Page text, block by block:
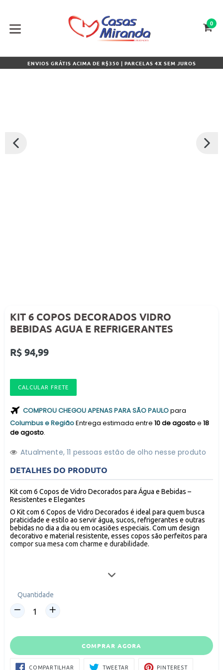
conteúdo
0
ENVIOS GRÁTIS ACIMA DE R$350 | PARCELAS 4X SEM JUROS
KIT 6 COPOS DECORADOS VIDRO
BEBIDAS AGUA E REFRIGERANTES
Preço
R$ 94,99
CALCULAR FRETE
COMPROU CHEGOU APENAS PARA SÃO PAULOpara
Columbus e RegiãoEntrega estimada entre 10 de agostoe 18
de agosto.
Atualmente,11 pessoas estão de olho nesse produto
DETALHES DO PRODUTO
Kit com 6 Copos de Vidro Decorados para Água e Bebidas –
Resistentes e Elegantes
O Kit com 6 Copos de Vidro Decorados é ideal para quem busca
praticidade e estilo ao servir água, sucos, refrigerantes e outras
bebidas no dia a dia ou em ocasiões especiais. Com um design
decorativo e material resistente, esses copos são perfeitos para
compor sua mesa com charme e durabilidade.
Material: Vidro de alta resistência, que oferece durabilidade para
o uso diário.
especiais.
Versatilidade: Perfeito para diversas bebidas, como água, sucos,
refrigerantes e drinks variados.
Quantidade
COMPRAR AGORA
COMPARTILHAR COMPARTILHAR
TWEETAR TWEETAR PINTERESTPIN